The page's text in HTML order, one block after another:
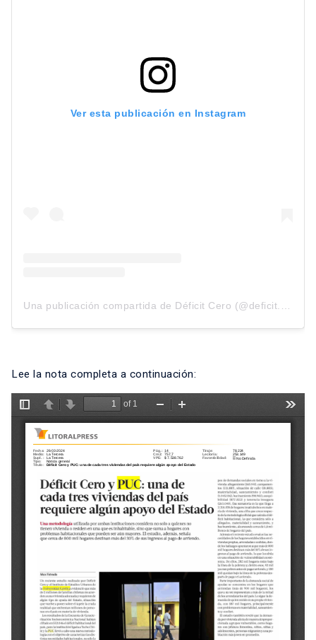
Ver esta publicación en Instagram
Una publicación compartida de Déficit Cero (@deficit.cero)
Lee la nota completa a continuación: